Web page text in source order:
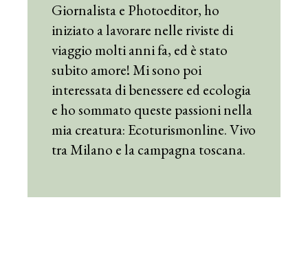
Giornalista e Photoeditor, ho
iniziato a lavorare nelle riviste di
viaggio molti anni fa, ed è stato
subito amore! Mi sono poi
interessata di benessere ed ecologia
e ho sommato queste passioni nella
mia creatura: Ecoturismonline. Vivo
tra Milano e la campagna toscana.